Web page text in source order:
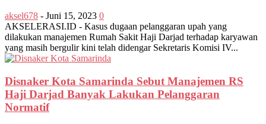
aksel678 - Juni 15, 2023 0
AKSELERASI.ID - Kasus dugaan pelanggaran upah yang
dilakukan manajemen Rumah Sakit Haji Darjad terhadap karyawan
yang masih bergulir kini telah didengar Sekretaris Komisi IV...
Disnaker Kota Samarinda Sebut Manajemen RS
Haji Darjad Banyak Lakukan Pelanggaran
Normatif